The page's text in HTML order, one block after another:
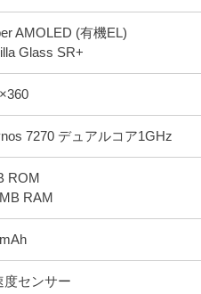
AMOLED (有機EL)
Glass SR+
7270 デュアルコア1GHz
ROM
RAM
度センサー